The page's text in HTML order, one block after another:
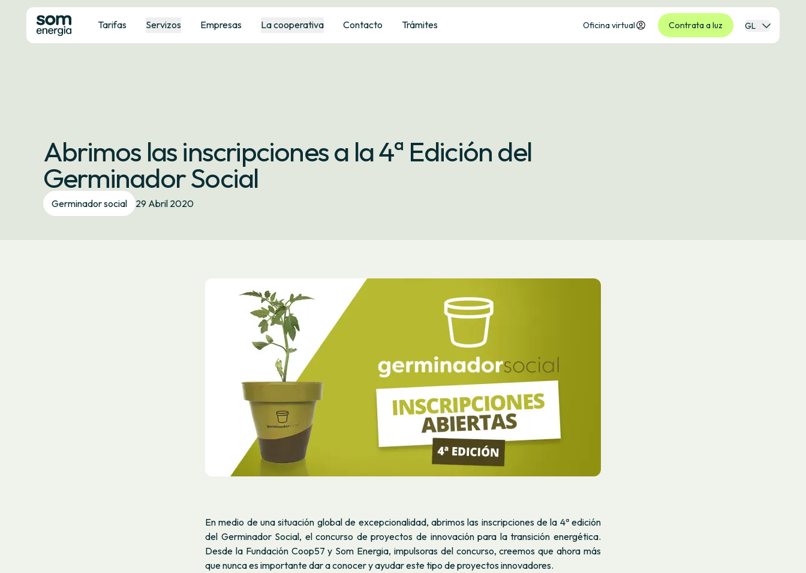
Tarifas Servizos Empresas La cooperativa Contacto Trámites Oficina virtual Contrata a luz GL
Abrimos las inscripciones a la 4ª Edición del
Germinador Social
Germinador social 29 Abril 2020
En medio de una situación global de excepcionalidad, abrimos las inscripciones de la 4ª edición
del Germinador Social, el concurso de proyectos de innovación para la transición energética.
Desde la Fundación Coop57 y Som Energia, impulsoras del concurso, creemos que ahora más
que nunca es importante dar a conocer y ayudar este tipo de proyectos innovadores.